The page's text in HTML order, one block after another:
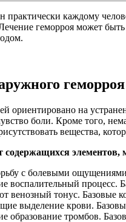
практически каждому
геморроя может
ориентировано на
боли. Кроме того,
вещества,
содержащихся элементов,
с болевыми
воспалительный процесс.
венозный тонус. Базовые
выделение крови.
образование тромбов.